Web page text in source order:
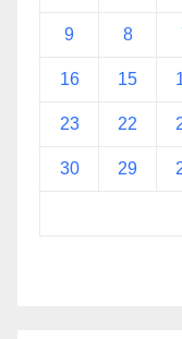
8
9
15
16
22
23
29
30